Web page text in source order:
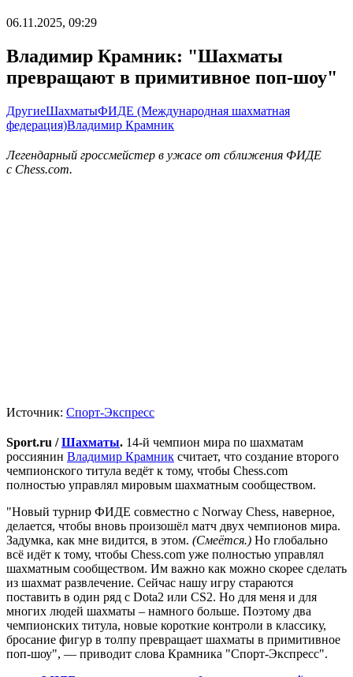
06.11.2025, 09:29
Владимир Крамник: "Шахматы
превращают в примитивное поп-шоу"
ДругиеШахматыФИДЕ (Международная шахматная
федерация)Владимир Крамник
Легендарный гроссмейстер в ужасе от сближения ФИДЕ
с Chess.com.
Источник: Спорт-Экспресс
Sport.ru /Шахматы. 14-й чемпион мира по шахматам
россиянин Владимир Крамник считает, что создание второго
чемпионского титула ведёт к тому, чтобы Chess.com
полностью управлял мировым шахматным сообществом.
"Новый турнир ФИДЕ совместно с Norway Chess, наверное,
делается, чтобы вновь произошёл матч двух чемпионов мира.
Задумка, как мне видится, в этом. (Смеётся.) Но глобально
всё идёт к тому, чтобы Chess.com уже полностью управлял
шахматным сообществом. Им важно как можно скорее сделать
из шахмат развлечение. Сейчас нашу игру стараются
поставить в один ряд с Dota2 или СS2. Но для меня и для
многих людей шахматы – намного больше. Поэтому два
чемпионских титула, новые короткие контроли в классику,
бросание фигур в толпу превращает шахматы в примитивное
поп-шоу", — приводит слова Крамника "Спорт-Экспресс".